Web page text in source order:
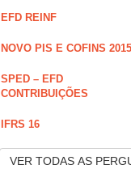
EFD REINF
NOVO PIS E COFINS 2015
SPED – EFD
CONTRIBUIÇÕES
IFRS 16
VER TODAS AS